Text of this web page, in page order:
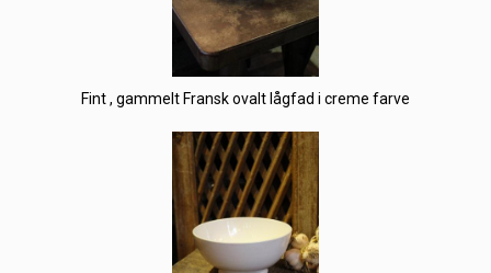
Fint , gammelt Fransk ovalt lågfad i creme farve